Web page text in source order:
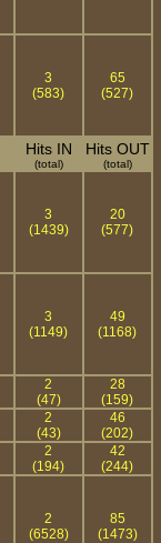
3
(583)
65
(527)
Hits IN
(total)
Hits OUT
(total)
3
(1439)
20
(577)
3
(1149)
49
(1168)
2
(47)
28
(159)
2
(43)
46
(202)
2
(194)
42
(244)
2
(6528)
85
(1473)